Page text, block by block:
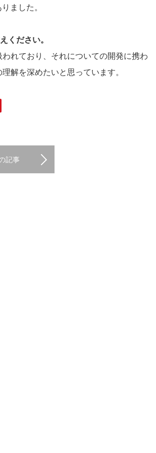
ました。
ください。
れており、それについての開発に携わ
解を深めたいと思っています。
記事